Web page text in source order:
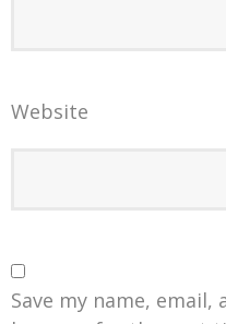
Website
Save my name,